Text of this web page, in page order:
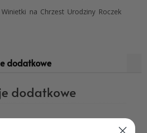
na Chrzest Urodziny Roczek
dodatkowe
dodatkowe